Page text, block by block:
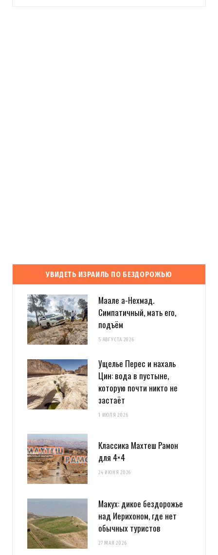
УВИДЕТЬ ИЗРАИЛЬ ПО БЕЗДОРОЖЬЮ
Маале а-Нехмад.
Симпатичный, мать его,
подъём
5 АВГУСТА 2026
Ущелье Перес и нахаль
Цин: вода в пустыне,
которую почти никто не
застаёт
1 ИЮЛЯ 2026
Классика Махтеш Рамон
для 4×4
24 ИЮНЯ 2026
Макух: дикое бездорожье
над Иерихоном, где нет
обычных туристов
27 МАЯ 2026